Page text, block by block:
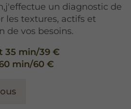
un diagnostic de
les textures, actifs et
de vos besoins.
35 min/39 €
min/60 €